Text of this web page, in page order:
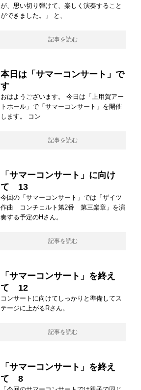
が、思い切り弾けて、楽しく演奏すること
ができました。」 と、
記事を読む
本日は「サマーコンサート」で
す
おはようございます。 今日は「上用賀アー
トホール」で「サマーコンサート」を開催
します。 コン
記事を読む
「サマーコンサート」に向け
て 13
今回の「サマーコンサート」では「ザイツ
作曲 コンチェルト第2番 第三楽章」を演
奏する予定のHさん。
記事を読む
「サマーコンサート」を終え
て 12
コンサートに向けてしっかりと準備してス
テージに上がるRさん。
記事を読む
「サマーコンサート」を終え
て 8